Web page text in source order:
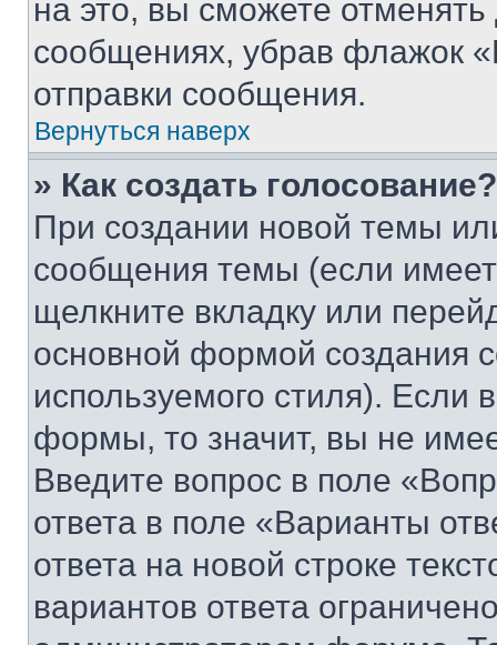
на это, вы сможете
сообщениях, убрав флажок
отправки сообщения.
Вернуться наверх
» Как создать голосование?
При создании новой темы
сообщения темы (если
щелкните вкладку или
основной формой создания
используемого стиля). Если
формы, то значит, вы не
Введите вопрос в поле
ответа в поле «Варианты
ответа на новой строке
вариантов ответа